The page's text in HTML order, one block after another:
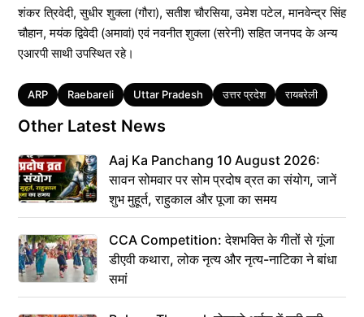
शंकर त्रिवेदी, सुधीर शुक्ला (गौरा), सतीश चौरसिया, उमेश पटेल, मानवेन्द्र सिंह
चौहान, मयंक द्विवेदी (अमावां) एवं नवनीत शुक्ला (सरेनी) सहित जनपद के अन्य
एआरपी साथी उपस्थित रहे।
Tags
ARP Raebareli Uttar Pradesh उत्तर प्रदेश रायबरेली
Other Latest News
Aaj Ka Panchang 10 August 2026:
सावन सोमवार पर सोम प्रदोष व्रत का संयोग, जानें
शुभ मुहूर्त, राहुकाल और पूजा का समय
CCA Competition: देशभक्ति के गीतों से गूंजा
डीएवी कथारा, लोक नृत्य और नृत्य-नाटिका ने बांधा
समां